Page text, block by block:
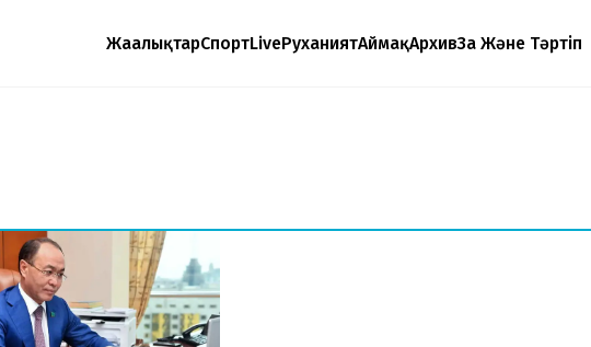
ЖаңалықтарСпортLiveРуханиятАймақАрхивЗаң Және Тәртіп